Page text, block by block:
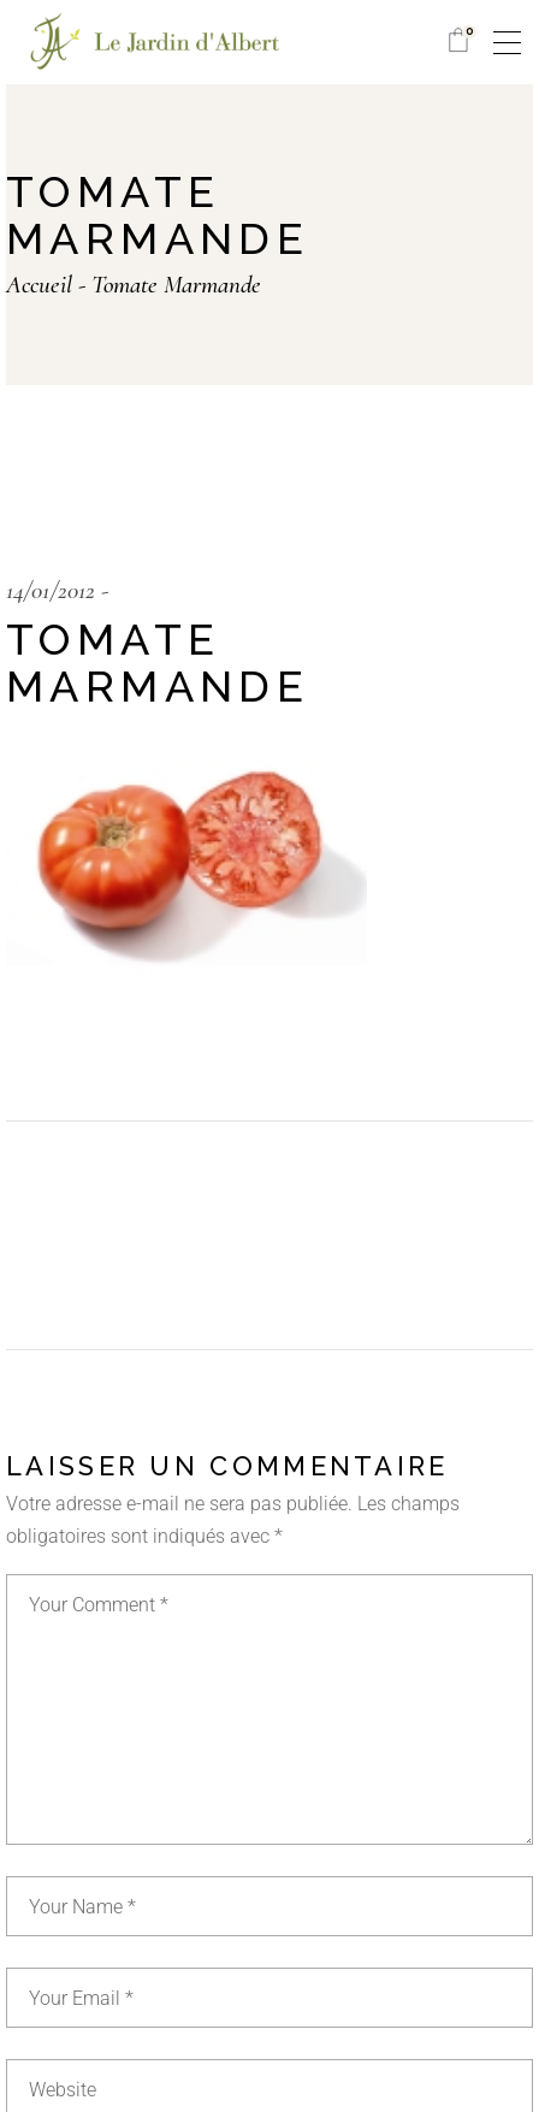
0
TOMATE
MARMANDE
Accueil Tomate Marmande
14/01/2012
TOMATE
MARMANDE
LAISSER UN COMMENTAIRE
Votre adresse e-mail ne sera pas publiée. Les champs
obligatoires sont indiqués avec *